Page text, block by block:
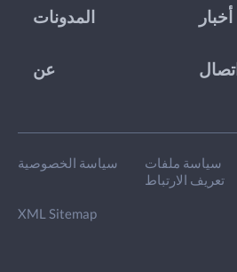
المدونات أخبار
عن اتصال
سياسة الخصوصية
سياسة ملفات
تعريف الارتباط
XML Sitemap